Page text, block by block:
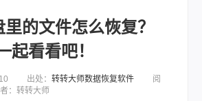
的文件怎么恢复？
起看看吧！
出处： 转转大师数据恢复软件 阅
转转大师